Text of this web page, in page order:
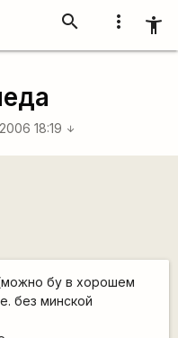
more_vert accessibility_new
search
18:19 arrow_downward
бу в хорошем
без минской